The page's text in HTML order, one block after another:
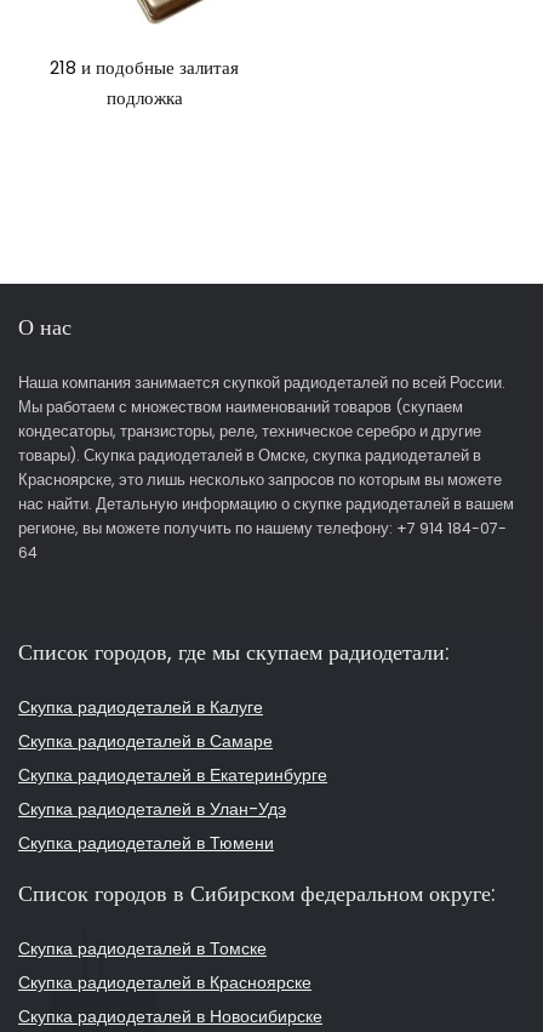
218 и подобные залитая
подложка
О нас
Наша компания занимается скупкой радиодеталей по всей России.
Мы работаем с множеством наименований товаров (скупаем
кондесаторы, транзисторы, реле, техническое серебро и другие
товары). Скупка радиодеталей в Омске, скупка радиодеталей в
Красноярске, это лишь несколько запросов по которым вы можете
нас найти. Детальную информацию о скупке радиодеталей в вашем
регионе, вы можете получить по нашему телефону: +7 914 184-07-
64
Список городов, где мы скупаем радиодетали:
Скупка радиодеталей в Калуге
Скупка радиодеталей в Самаре
Скупка радиодеталей в Екатеринбурге
Скупка радиодеталей в Улан-Удэ
Скупка радиодеталей в Тюмени
Список городов в Сибирском федеральном округе:
Скупка радиодеталей в Томске
Скупка радиодеталей в Красноярске
Скупка радиодеталей в Новосибирске